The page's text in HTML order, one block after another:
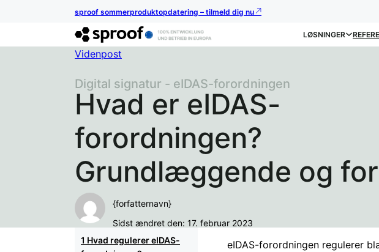
sproof sommerproduktopdatering – tilmeld dig nu
LØSNINGER
Videnpost
Hvad er eIDAS-
forordningen?
Grundlæggende og
Digital signatur - eIDAS-forordningen
{forfatternavn}
Sidst ændret den: 17. februar 2023
Hvad regulerer eIDAS-
eIDAS-forordningen regulerer